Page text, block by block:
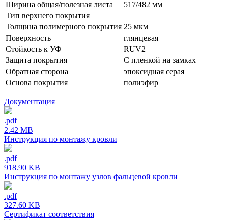
Ширина общая/полезная листа
517/482 мм
Тип верхнего покрытия
Толщина полимерного покрытия 25 мкм
Поверхность
глянцевая
Стойкость к УФ
RUV2
Защита покрытия
С пленкой на замках
Обратная сторона
эпоксидная серая
Основа покрытия
полиэфир
Документация
.pdf
2.42 MB
Инструкция по монтажу кровли
.pdf
918.90 KB
Инструкция по монтажу узлов фальцевой кровли
.pdf
327.60 KB
Сертификат соответствия